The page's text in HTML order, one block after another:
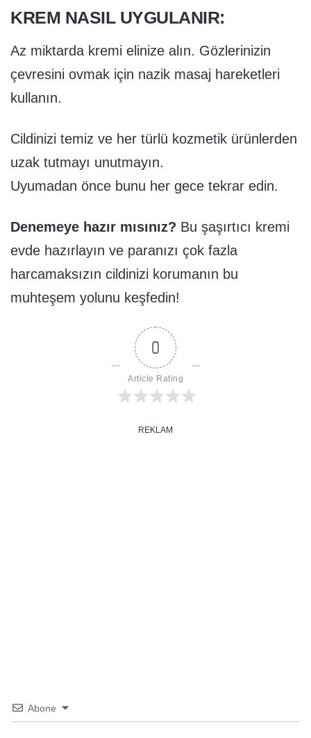
KREM NASIL UYGULANIR:
Az miktarda kremi elinize alın. Gözlerinizin
çevresini ovmak için nazik masaj hareketleri
kullanın.
Cildinizi temiz ve her türlü kozmetik ürünlerden
uzak tutmayı unutmayın.
Uyumadan önce bunu her gece tekrar edin.
Denemeye hazır mısınız? Bu şaşırtıcı kremi
evde hazırlayın ve paranızı çok fazla
harcamaksızın cildinizi korumanın bu
muhteşem yolunu keşfedin!
0
Article Rating
REKLAM
Abone